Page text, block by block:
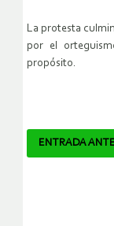
La protesta
por el
propósito.
ENTRADA